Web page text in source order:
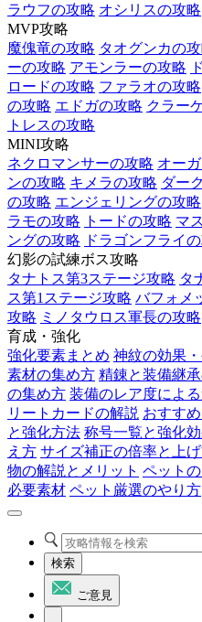
ラウフの攻略 オシリスの攻略
MVP攻略
魔傀竜の攻略 タオグンカの
ーの攻略 アモンラーの攻略
ロードの攻略 ファラオの攻略
の攻略 エドガの攻略 クラー
トレスの攻略
MINI攻略
ネクロマンサーの攻略 オー
ンの攻略 キメラの攻略 ダー
の攻略 エンジェリングの攻略
ラモの攻略
トードの攻略 マ
ングの攻略 ドラゴンフライ
幻影の試練ボス攻略
タナトス第3ステージ攻略 タ
ス第1ステージ攻略 バフォメ
攻略 ミノタウロス軍長の攻略
育成・強化
強化要素まとめ 神紋の効果
素材の集め方 精錬と装備継
の集め方 装備のレア度によ
リートカードの解説 おすす
と強化方法 称号一覧と強化
え方 サイズ補正の倍率と上
物の解説とメリット ペット
必要素材 ペット厳選のやり方
検索
ご意見